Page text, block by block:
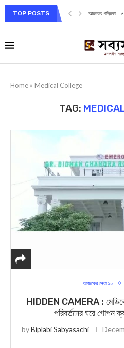
TOP POSTS আজকের পত্রিকা –
Home » Medical College
TAG:
আজকের সেরা ১০
HIDDEN CAMERA :
পরিবর্তনের ঘরে গোপন
byBiplabi Sabyasachi